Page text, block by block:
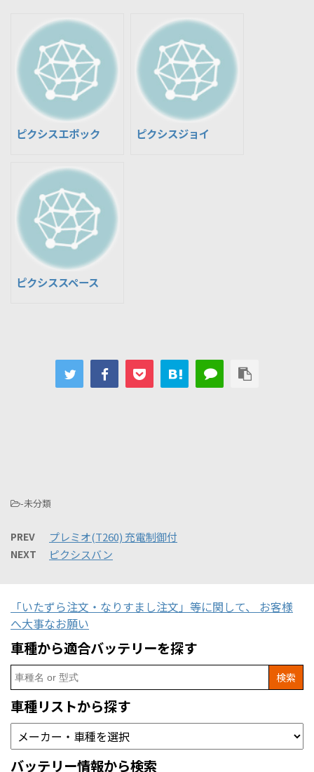
ピクシスエポック ピクシスジョイ
ピクシススペース
-未分類
PREV プレミオ(T260) 充電制御付
NEXT ピクシスバン
「いたずら注文・なりすまし注文」等に関して、 お客様
へ大事なお願い
車種から適合バッテリーを探す
Search
for:
車種リストから探す
バッテリー情報から検索